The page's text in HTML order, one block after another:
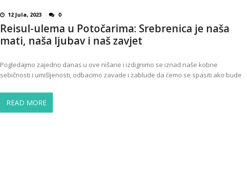
12 Jula, 2023 0
Reisul-ulema u Potočarima: Srebrenica je naša
mati, naša ljubav i naš zavjet
Pogledajmo zajedno danas u ove nišane i izdignimo se iznad naše kobne
sebičnosti i umišljenosti, odbacimo zavade i zablude da ćemo se spasiti ako bude
READ MORE